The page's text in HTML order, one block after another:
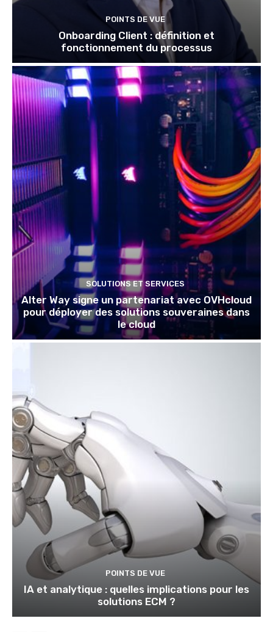
POINTS DE VUE
Onboarding Client : définition et
fonctionnement du processus
SOLUTIONS ET SERVICES
Alter Way signe un partenariat avec OVHcloud
pour déployer des solutions souveraines dans
le cloud
POINTS DE VUE
IA et analytique : quelles implications pour les
solutions ECM ?